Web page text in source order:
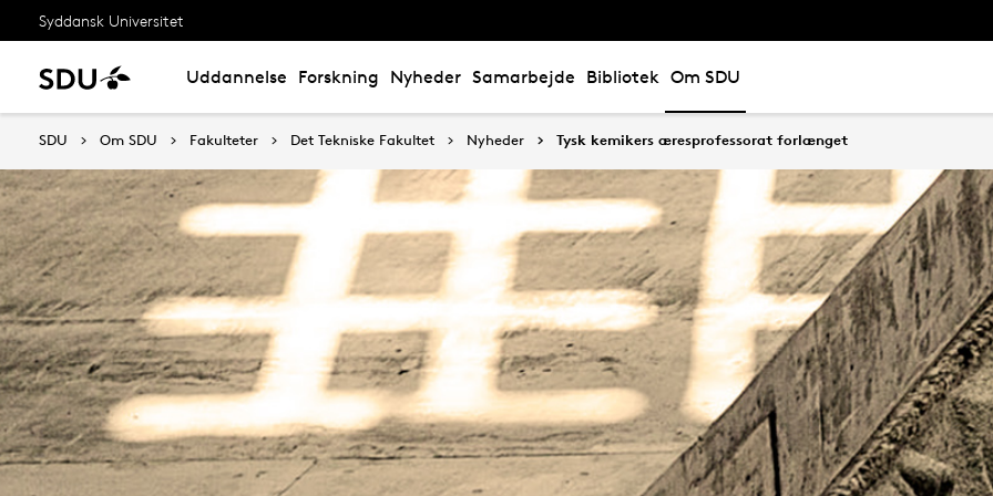
Syddansk Universitet
Uddannelse Forskning Nyheder Samarbejde Bibliotek Om SDU
SDU Om SDU Fakulteter Det Tekniske Fakultet Nyheder Tysk kemikers æresprofessorat forlænget